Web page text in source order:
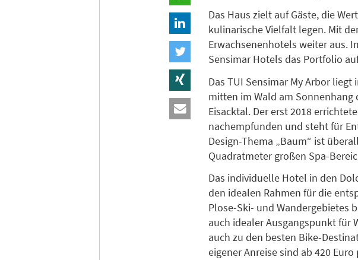
Das Haus zielt auf Gäste, die
kulinarische Vielfalt legen. Mit
Erwachsenenhotels weiter aus.
Sensimar Hotels das Portfolio
Das TUI Sensimar My Arbor
mitten im Wald am Sonnenhang
Eisacktal. Der erst 2018
nachempfunden und steht für
Design-Thema „Baum“ ist
Quadratmeter großen Spa-
Das individuelle Hotel in den
den idealen Rahmen für die
Plose-Ski- und Wandergebietes
auch idealer Ausgangspunkt für
auch zu den besten Bike-
eigener Anreise sind ab 420